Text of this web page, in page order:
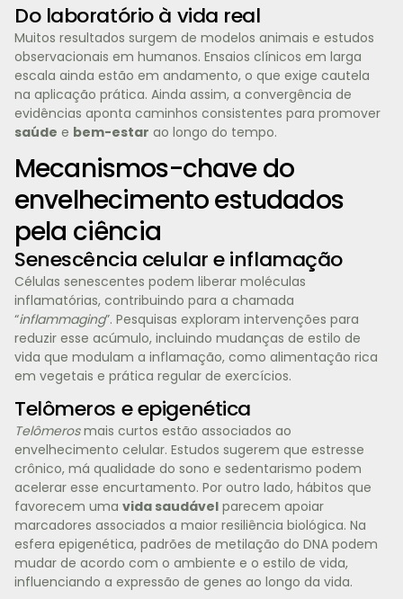
Do laboratório à vida real
Muitos resultados surgem de modelos animais e estudos
observacionais em humanos. Ensaios clínicos em larga
escala ainda estão em andamento, o que exige cautela
na aplicação prática. Ainda assim, a convergência de
evidências aponta caminhos consistentes para promover
saúde e bem-estar ao longo do tempo.
Mecanismos-chave do
envelhecimento estudados
pela ciência
Senescência celular e inflamação
Células senescentes podem liberar moléculas
inflamatórias, contribuindo para a chamada
“inflammaging”. Pesquisas exploram intervenções para
reduzir esse acúmulo, incluindo mudanças de estilo de
vida que modulam a inflamação, como alimentação rica
em vegetais e prática regular de exercícios.
Telômeros e epigenética
Telômerosmais curtos estão associados ao
envelhecimento celular. Estudos sugerem que estresse
crônico, má qualidade do sono e sedentarismo podem
acelerar esse encurtamento. Por outro lado, hábitos que
favorecem uma vida saudável parecem apoiar
marcadores associados a maior resiliência biológica. Na
esfera epigenética, padrões de metilação do DNA podem
mudar de acordo com o ambiente e o estilo de vida,
influenciando a expressão de genes ao longo da vida.